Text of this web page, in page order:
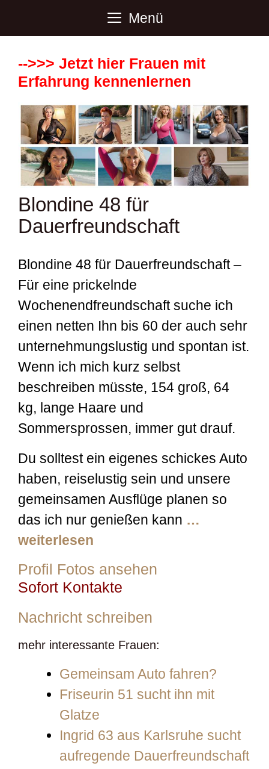
Menü
-->>> Jetzt hier Frauen mit
Erfahrung kennenlernen
Blondine 48 für
Dauerfreundschaft
Blondine 48 für Dauerfreundschaft –
Für eine prickelnde
Wochenendfreundschaft suche ich
einen netten Ihn bis 60 der auch sehr
unternehmungslustig und spontan ist.
Wenn ich mich kurz selbst
beschreiben müsste, 154 groß, 64
kg, lange Haare und
Sommersprossen, immer gut drauf.
Du solltest ein eigenes schickes Auto
haben, reiselustig sein und unsere
gemeinsamen Ausflüge planen so
das ich nur genießen kann …
weiterlesen
Profil Fotos ansehen
Sofort Kontakte
Nachricht schreiben
mehr interessante Frauen:
Gemeinsam Auto fahren?
Friseurin 51 sucht ihn mit
Glatze
Ingrid 63 aus Karlsruhe sucht
aufregende Dauerfreundschaft